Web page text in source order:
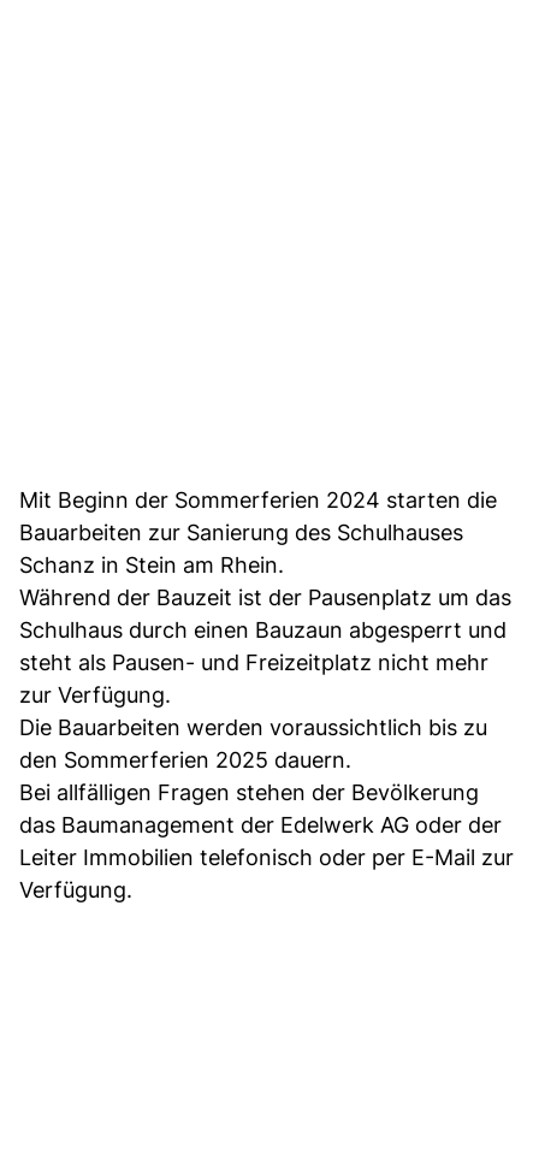
Mit Beginn der Sommerferien 2024 starten die
Bauarbeiten zur Sanierung des Schulhauses
Schanz in Stein am Rhein.
Während der Bauzeit ist der Pausenplatz um das
Schulhaus durch einen Bauzaun abgesperrt und
steht als Pausen- und Freizeitplatz nicht mehr
zur Verfügung.
Die Bauarbeiten werden voraussichtlich bis zu
den Sommerferien 2025 dauern.
Bei allfälligen Fragen stehen der Bevölkerung
das Baumanagement der Edelwerk AG oder der
Leiter Immobilien telefonisch oder per E-Mail zur
Verfügung.